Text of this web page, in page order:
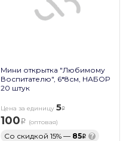
Мини открытка "Любимому
Воспитателю", 6*8см, НАБОР
20 штук
Цена за единицу 5
100 (оптовая)
Со скидкой 15% — 85 ?